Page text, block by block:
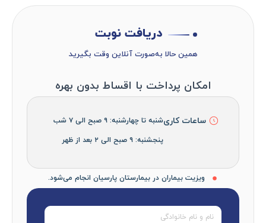
دریافت نوبت
همین حالا به‌صورت آنلاین وقت بگیرید
امکان پرداخت با اقساط بدون بهره
ساعات کاریشنبه تا چهارشنبه: ۹ صبح الی ۷ شب
پنجشنبه: ۹ صبح الی ۲ بعد از ظهر
ویزیت بیماران در بیمارستان پارسیان انجام می‌شود.